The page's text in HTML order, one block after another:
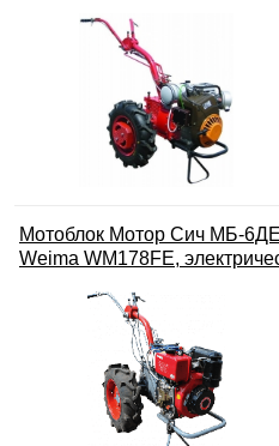
Мотоблок Мотор Сич МБ-
Weima WM178FE,